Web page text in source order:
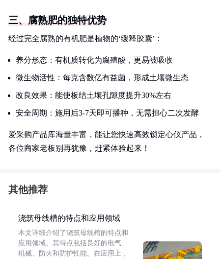
三、腐熟肥的独特优势
经过完全腐熟的有机肥是植物的‘缓释胶囊’：
养分形态：有机质转化为腐殖酸，更易被吸收
微生物活性：每克含数亿有益菌，形成土壤微生态
改良效果：能使板结土壤孔隙度提升30%左右
安全周期：施用后3-7天即可播种，无需担心二次发酵
爱采购产品库海量丰富，能让您快速高效锁定心仪产品，
各位商家老板别再犹豫，赶紧体验起来！
其他推荐
浇筑母线槽的特点和应用领域
本文详细介绍了浇筑母线槽的特点和
应用领域。其特点包括良好的电气、
机械、防火和防护性能。在应用上，